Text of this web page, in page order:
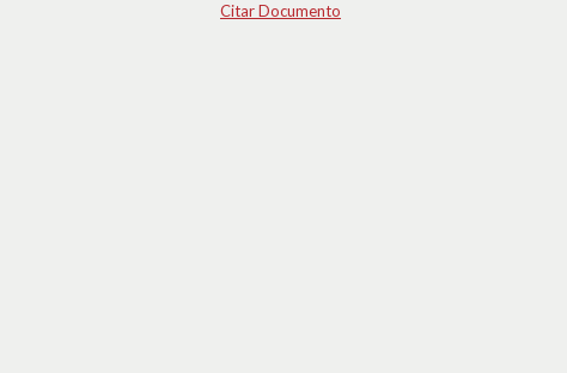
Citar Documento